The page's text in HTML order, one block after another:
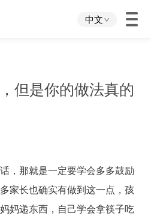
中文
但是你的做法真的
那就是一定要学会多多鼓励
家长也确实有做到这一点，孩
妈递东西，自己学会拿筷子吃